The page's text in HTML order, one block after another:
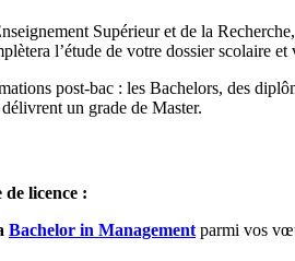
Supérieur et de la
l’étude de votre dossier scolaire
post-bac : les Bachelors, des
un grade de Master.
licence :
Bachelor in Management parmi vos